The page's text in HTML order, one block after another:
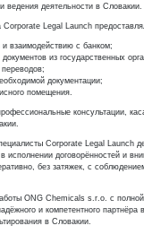
ведения деятельности в Словакии.
Legal Launch
и взаимодействию с банком;
из государственных
документации;
помещения.
консультации,
Corporate Legal Launch
исполнении договорённостей и
без затяжек, с
ONG Chemicals s.r.o. с
и компетентного партнёра
в Словакии.